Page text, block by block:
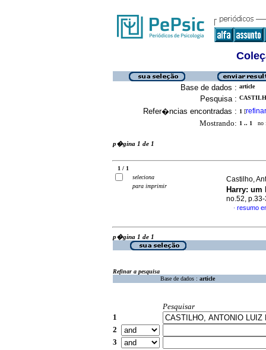
Base de dados : article
Pesquisa :
Refer�ncias encontradas : 1 [refinar
Mostrando: 1 .. 1 no
p�gina 1 de 1
1 / 1
seleciona
para imprimir
Castilho,
Harry: um
no.52,
· resumo
p�gina 1 de 1
Refinar a pesquisa
Base de dados : article
Pesquisar
1
2
3